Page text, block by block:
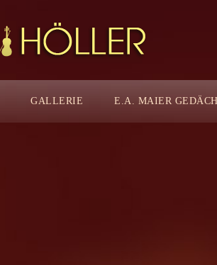
GALLERIE E.A. MAIER